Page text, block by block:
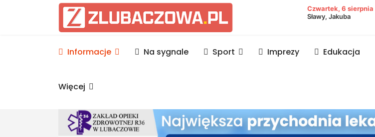
Informacje Lubaczów, powiat lubaczowski
Czwartek, 6 sierpnia
Sławy, Jakuba
Informacje Na sygnale Sport Imprezy Edukacja
Więcej